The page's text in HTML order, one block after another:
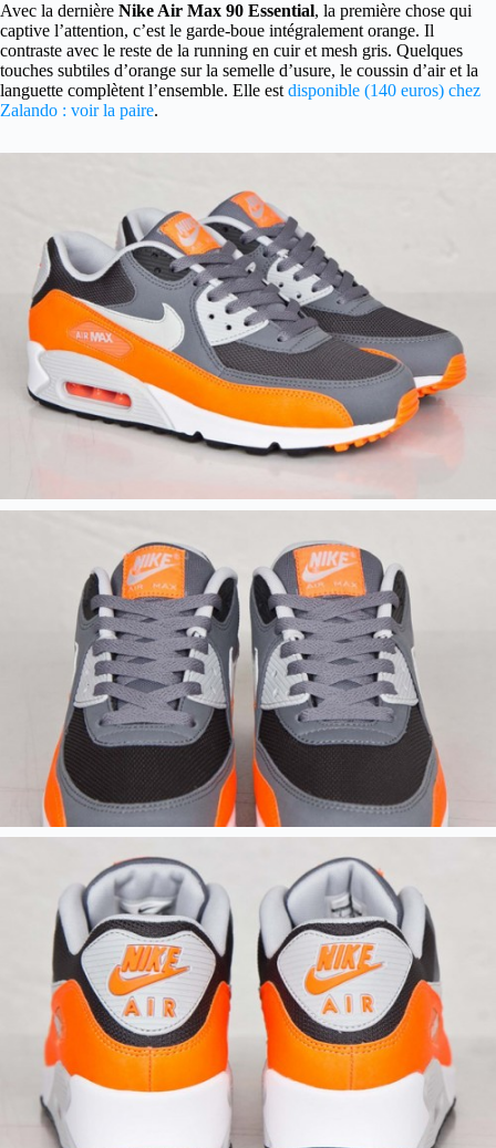
Avec la dernière Nike Air Max 90 Essential, la première chose qui
captive l’attention, c’est le garde-boue intégralement orange. Il
contraste avec le reste de la running en cuir et mesh gris. Quelques
touches subtiles d’orange sur la semelle d’usure, le coussin d’air et la
languette complètent l’ensemble. Elle est disponible (140 euros) chez
Zalando : voir la paire.